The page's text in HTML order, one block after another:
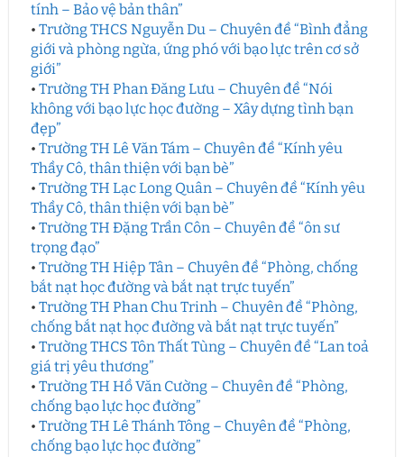
tính – Bảo vệ bản thân”
• Trường THCS Nguyễn Du – Chuyên đề “Bình đẳng
giới và phòng ngừa, ứng phó với bạo lực trên cơ sở
giới”
• Trường TH Phan Đăng Lưu – Chuyên đề “Nói
không với bạo lực học đường – Xây dựng tình bạn
đẹp”
• Trường TH Lê Văn Tám – Chuyên đề “Kính yêu
Thầy Cô, thân thiện với bạn bè”
• Trường TH Lạc Long Quân – Chuyên đề “Kính yêu
Thầy Cô, thân thiện với bạn bè”
• Trường TH Đặng Trần Côn – Chuyên đề “ôn sư
trọng đạo”
• Trường TH Hiệp Tân – Chuyên đề “Phòng, chống
bắt nạt học đường và bắt nạt trực tuyến”
• Trường TH Phan Chu Trinh – Chuyên đề “Phòng,
chống bắt nạt học đường và bắt nạt trực tuyến”
• Trường THCS Tôn Thất Tùng – Chuyên đề “Lan toả
giá trị yêu thương”
• Trường TH Hồ Văn Cường – Chuyên đề “Phòng,
chống bạo lực học đường”
• Trường TH Lê Thánh Tông – Chuyên đề “Phòng,
chống bạo lực học đường”